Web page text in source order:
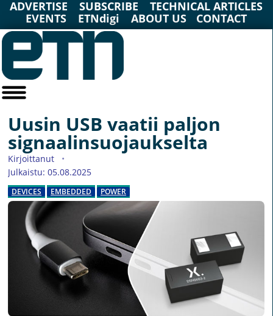
ADVERTISE SUBSCRIBE
TECHNICAL ARTICLES
EVENTS
ETNdigi ABOUT US CONTACT
Uusin USB vaatii paljon
signaalinsuojaukselta
Kirjoittanut
Julkaistu: 05.08.2025
DEVICES EMBEDDED POWER